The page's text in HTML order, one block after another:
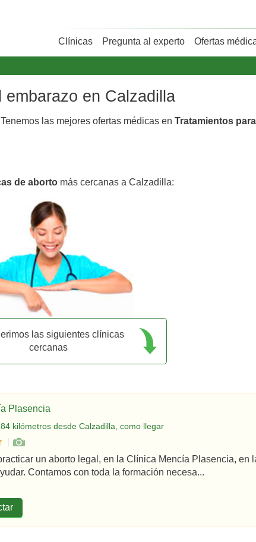
Clínicas Pregunta al experto Ofertas
en Calzadilla
Tenemos las mejores ofertas médicas en Tratamientos
de aborto más cercanas a Calzadilla:
las siguientes clínicas
cercanas
Plasencia
kilómetros desde Calzadilla, como llegar
un aborto legal, en la Clínica Mencía Plasencia, en
Contamos con toda la formación necesa...